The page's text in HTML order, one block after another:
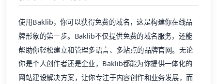
使用Baklib，你可以获得免费的域名，这是构建你在线品
牌形象的第一步。Baklib不仅提供免费的域名服务，还能
帮助你轻松建立和管理多语言、多站点的品牌官网。无论
你是个人创作者还是企业，Baklib都能为你提供一体化的
网站建设解决方案，让你专注于内容创作和业务发展，而